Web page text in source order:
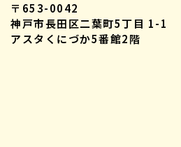
〒653-0042
神戸市長田区二葉町5丁目 1-1
アスタくにづか5番館2階